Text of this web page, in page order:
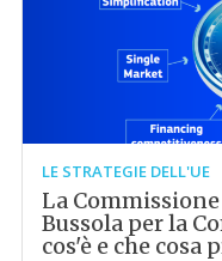
LE STRATEGIE DELL'UE
La
Bussola per la
cos'è e che cosa